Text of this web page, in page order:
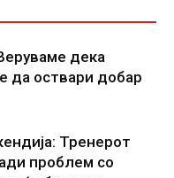
дека
да оствари добар
Тренерот
проблем со